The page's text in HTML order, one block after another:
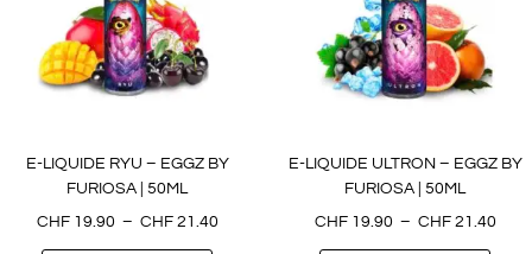
E-LIQUIDE RYU – EGGZ BY
FURIOSA | 50ML
CHF19.90 – CHF21.40
E-LIQUIDE ULTRON – EGGZ BY
FURIOSA | 50ML
CHF19.90 – CHF21.40